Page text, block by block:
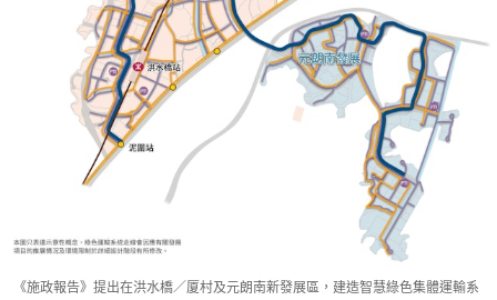
《施政報告》提出在洪水橋／厦村及元朗南新發展區，建造智慧綠色集體運輸系